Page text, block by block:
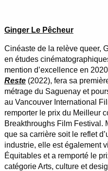
Ginger Le Pêcheur
Cinéaste de la relève queer,
en études
mention d’excellence en
Reste(2022), fera sa
métrage du Saguenay et
au Vancouver International
remporter le prix du Meilleur
Breakthroughs Film Festival.
que sa carrière soit le reflet
industrie, elle est également
Équitables et a remporté le
catégorie Arts, culture et